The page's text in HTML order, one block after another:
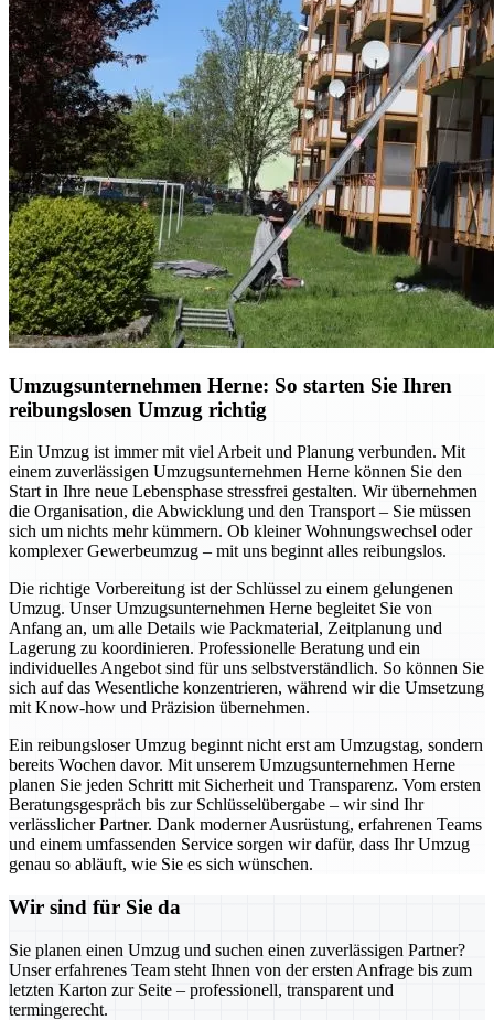
Umzugsunternehmen Herne: So starten Sie Ihren
reibungslosen Umzug richtig
Ein Umzug ist immer mit viel Arbeit und Planung verbunden. Mit
einem zuverlässigen Umzugsunternehmen Herne können Sie den
Start in Ihre neue Lebensphase stressfrei gestalten. Wir übernehmen
die Organisation, die Abwicklung und den Transport – Sie müssen
sich um nichts mehr kümmern. Ob kleiner Wohnungswechsel oder
komplexer Gewerbeumzug – mit uns beginnt alles reibungslos.
Die richtige Vorbereitung ist der Schlüssel zu einem gelungenen
Umzug. Unser Umzugsunternehmen Herne begleitet Sie von
Anfang an, um alle Details wie Packmaterial, Zeitplanung und
Lagerung zu koordinieren. Professionelle Beratung und ein
individuelles Angebot sind für uns selbstverständlich. So können Sie
sich auf das Wesentliche konzentrieren, während wir die Umsetzung
mit Know-how und Präzision übernehmen.
Ein reibungsloser Umzug beginnt nicht erst am Umzugstag, sondern
bereits Wochen davor. Mit unserem Umzugsunternehmen Herne
planen Sie jeden Schritt mit Sicherheit und Transparenz. Vom ersten
Beratungsgespräch bis zur Schlüsselübergabe – wir sind Ihr
verlässlicher Partner. Dank moderner Ausrüstung, erfahrenen Teams
und einem umfassenden Service sorgen wir dafür, dass Ihr Umzug
genau so abläuft, wie Sie es sich wünschen.
Wir sind für Sie da
Sie planen einen Umzug und suchen einen zuverlässigen Partner?
Unser erfahrenes Team steht Ihnen von der ersten Anfrage bis zum
letzten Karton zur Seite – professionell, transparent und
termingerecht.